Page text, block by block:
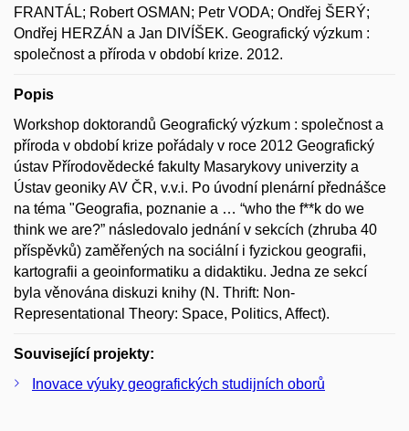
FRANTÁL; Robert OSMAN; Petr VODA; Ondřej ŠERÝ;
Ondřej HERZÁN a Jan DIVÍŠEK. Geografický výzkum :
společnost a příroda v období krize. 2012.
Popis
Workshop doktorandů Geografický výzkum : společnost a
příroda v období krize pořádaly v roce 2012 Geografický
ústav Přírodovědecké fakulty Masarykovy univerzity a
Ústav geoniky AV ČR, v.v.i. Po úvodní plenární přednášce
na téma "Geografia, poznanie a … “who the f**k do we
think we are?” následovalo jednání v sekcích (zhruba 40
příspěvků) zaměřených na sociální i fyzickou geografii,
kartografii a geoinformatiku a didaktiku. Jedna ze sekcí
byla věnována diskuzi knihy (N. Thrift: Non-
Representational Theory: Space, Politics, Affect).
Související projekty:
Inovace výuky geografických studijních oborů